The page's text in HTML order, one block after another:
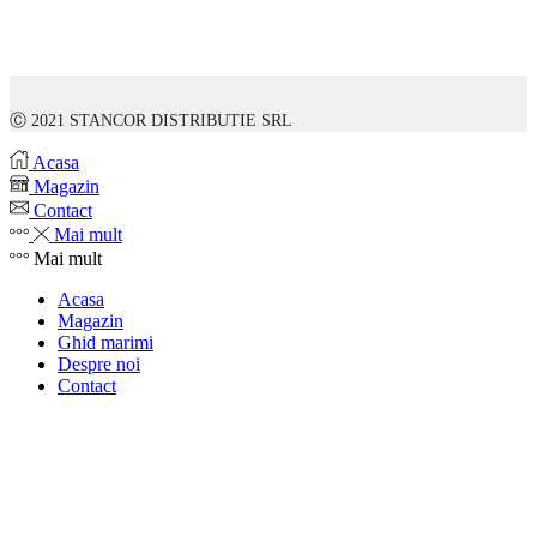
Ⓒ 2021 STANCOR DISTRIBUTIE SRL
Acasa
Magazin
Contact
Mai mult
Mai mult
Acasa
Magazin
Ghid marimi
Despre noi
Contact